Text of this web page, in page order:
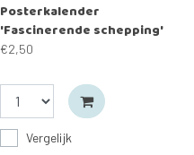
Posterkalender
'Fascinerende schepping'
2027
€2,50
Vergelijk